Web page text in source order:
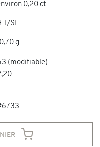
0,20 ct
I/SI
g
(modifiable)